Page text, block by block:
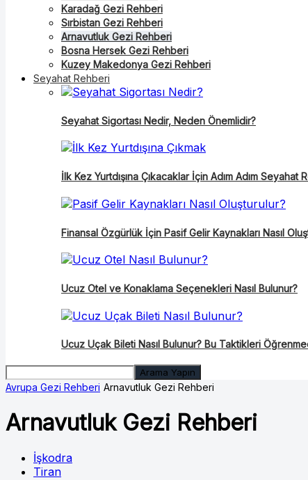
Karadağ Gezi Rehberi
Sırbistan Gezi Rehberi
Arnavutluk Gezi Rehberi
Bosna Hersek Gezi Rehberi
Kuzey Makedonya Gezi Rehberi
Seyahat Rehberi
Seyahat Sigortası Nedir, Neden Önemlidir?
İlk Kez Yurtdışına Çıkacaklar İçin Adım Adım Seyahat
Finansal Özgürlük İçin Pasif Gelir Kaynakları Nasıl
Ucuz Otel ve Konaklama Seçenekleri Nasıl Bulunur?
Ucuz Uçak Bileti Nasıl Bulunur? Bu Taktikleri
Avrupa Gezi Rehberi Arnavutluk Gezi Rehberi
Arnavutluk Gezi Rehberi
İşkodra
Tiran